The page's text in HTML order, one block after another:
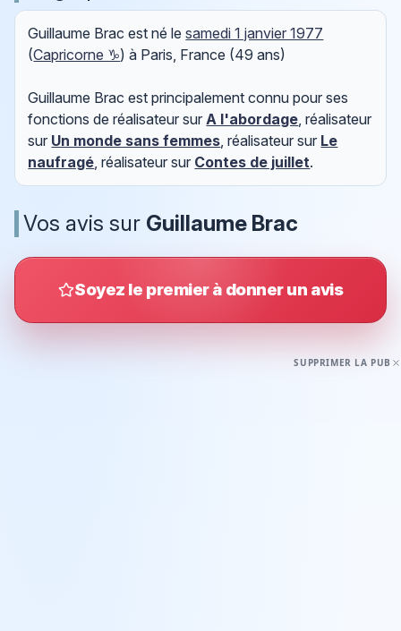
Guillaume Brac est né lesamedi 1 janvier 1977
(Capricorne ♑) à Paris, France (49 ans)
Guillaume Brac est principalement connu pour ses
fonctions de réalisateur surA l'abordage, réalisateur
sur Un monde sans femmes, réalisateur sur Le
naufragé, réalisateur sur Contes de juillet.
Vos avis sur Guillaume Brac
Soyez le premier à donner un avis
SUPPRIMER LA PUB